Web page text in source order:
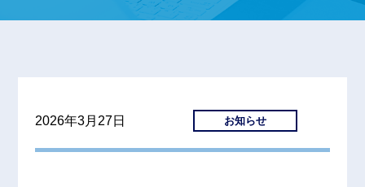
2026年3月27日 お知らせ